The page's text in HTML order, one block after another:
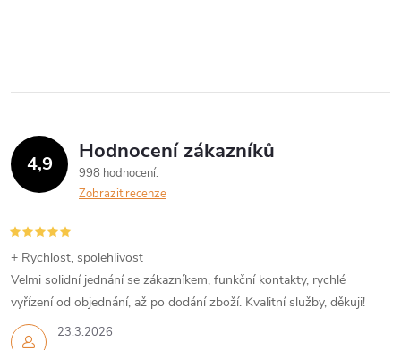
4,9 Hodnocení zákazníků
998 hodnocení
Zobrazit recenze
23.3.2026
+ Rychlost, spolehlivost
Velmi solidní jednání se zákazníkem, funkční kontakty, rychlé
vyřízení od objednání, až po dodání zboží. Kvalitní služby, děkuji!